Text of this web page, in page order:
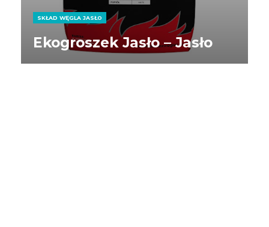
SKŁAD WĘGLA JASŁO
Ekogroszek Jasło – Jasło